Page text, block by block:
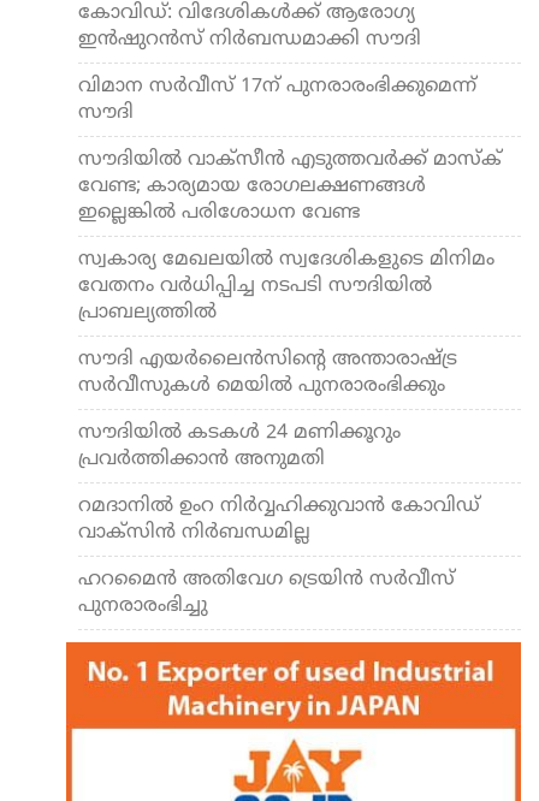
കോവിഡ്: വിദേശികള്‍ക്ക് ആരോഗ്യ
ഇന്‍ഷുറന്‍സ് നിര്‍ബന്ധമാക്കി സൗദി
വിമാന സര്‍വീസ് 17ന് പുനരാരംഭിക്കുമെന്ന്
സൗദി
സൗദിയില്‍ വാക്‌സീന്‍ എടുത്തവര്‍ക്ക് മാസ്‌ക്
വേണ്ട; കാര്യമായ രോഗലക്ഷണങ്ങള്‍
ഇല്ലെങ്കില്‍ പരിശോധന വേണ്ട
സ്വകാര്യ മേഖലയില്‍ സ്വദേശികളുടെ മിനിമം
വേതനം വര്‍ധിപ്പിച്ച നടപടി സൗദിയില്‍
പ്രാബല്യത്തില്‍
സൗദി എയര്‍ലൈന്‍സിന്റെ അന്താരാഷ്ട്ര
സര്‍വീസുകള്‍ മെയില്‍ പുനരാരംഭിക്കും
സൗദിയില്‍ കടകള്‍ 24 മണിക്കൂറും
പ്രവര്‍ത്തിക്കാന്‍ അനുമതി
റമദാനില്‍ ഉംറ നിര്‍വ്വഹിക്കുവാന്‍ കോവിഡ്
വാക്സിന്‍ നിര്‍ബന്ധമില്ല
ഹറമൈന്‍ അതിവേഗ ട്രെയിന്‍ സര്‍വീസ്
പുനരാരംഭിച്ചു